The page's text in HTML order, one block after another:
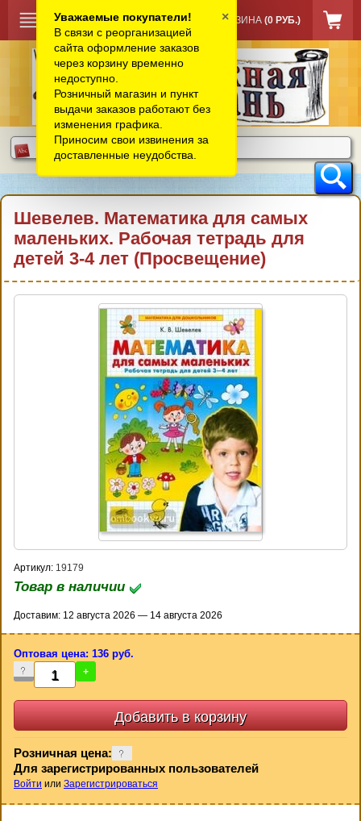
КОРЗИНА (0 РУБ.)
Шевелев. Математика для самых
маленьких. Рабочая тетрадь для
детей 3-4 лет (Просвещение)
Артикул: 19179
Товар в наличии
Доставим: 12 августа 2026 — 14 августа 2026
Оптовая цена: 136 руб.
- +
Розничная цена:
Для зарегистрированных пользователей
Войти или Зарегистрироваться
Уважаемые покупатели!
В связи с реорганизацией
сайта оформление заказов
через корзину временно
недоступно.
Розничный магазин и пункт
выдачи заказов работают без
изменения графика.
Приносим свои извинения за
доставленные неудобства.
×